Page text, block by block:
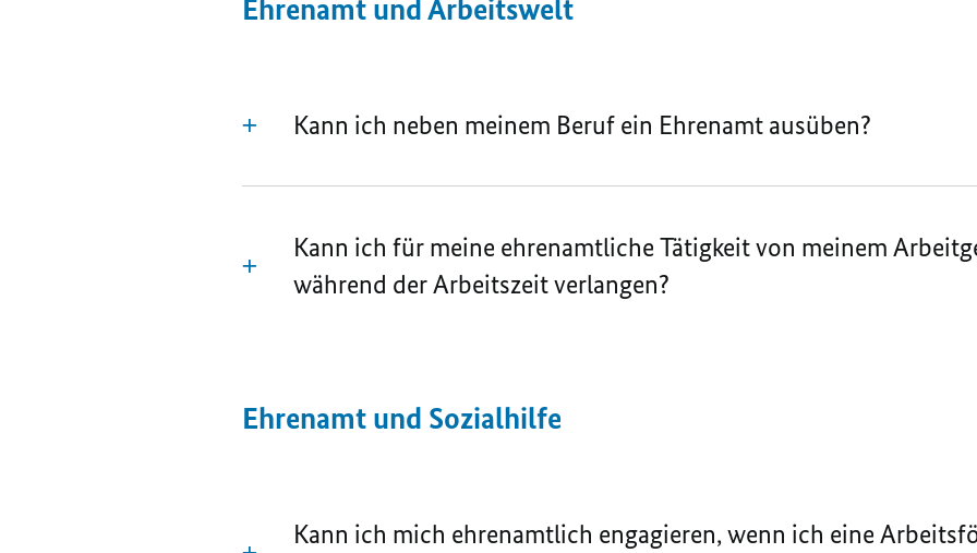
Ehrenamt und Arbeitswelt
Kann ich neben meinem Beruf ein Ehrenamt ausüben?
Kann ich für meine ehrenamtliche Tätigkeit von meinem
während der Arbeitszeit verlangen?
Ehrenamt und Sozialhilfe
Kann ich mich ehrenamtlich engagieren, wenn ich eine